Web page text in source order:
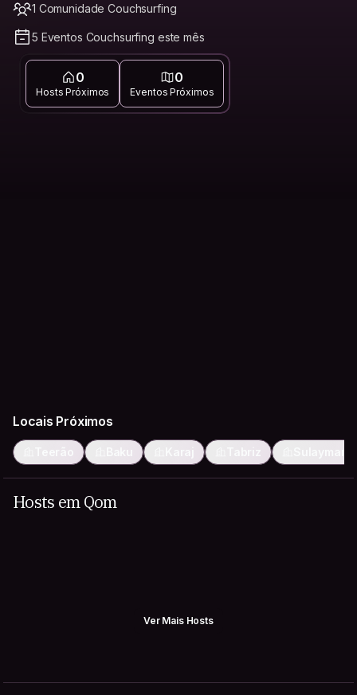
1 Comunidade Couchsurfing
5 Eventos Couchsurfing este mês
0
Hosts Próximos
0
Eventos Próximos
Locais Próximos
Teerão Baku Karaj Tabriz
Hosts em Qom
Ver Mais Hosts